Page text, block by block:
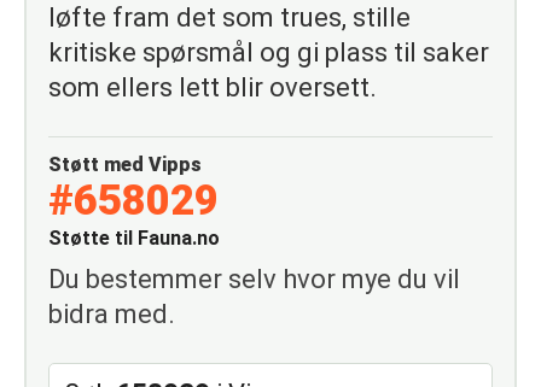
løfte fram det som trues, stille
kritiske spørsmål og gi plass til saker
som ellers lett blir oversett.
Støtt med Vipps
#658029
Støtte til Fauna.no
Du bestemmer selv hvor mye du vil
bidra med.